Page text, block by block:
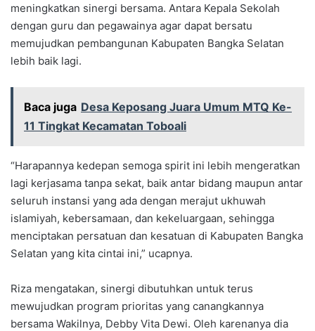
meningkatkan sinergi bersama. Antara Kepala Sekolah
dengan guru dan pegawainya agar dapat bersatu
memujudkan pembangunan Kabupaten Bangka Selatan
lebih baik lagi.
Baca juga Desa Keposang Juara Umum MTQ Ke-
11 Tingkat Kecamatan Toboali
“Harapannya kedepan semoga spirit ini lebih mengeratkan
lagi kerjasama tanpa sekat, baik antar bidang maupun antar
seluruh instansi yang ada dengan merajut ukhuwah
islamiyah, kebersamaan, dan kekeluargaan, sehingga
menciptakan persatuan dan kesatuan di Kabupaten Bangka
Selatan yang kita cintai ini,” ucapnya.
Riza mengatakan, sinergi dibutuhkan untuk terus
mewujudkan program prioritas yang canangkannya
bersama Wakilnya, Debby Vita Dewi. Oleh karenanya dia